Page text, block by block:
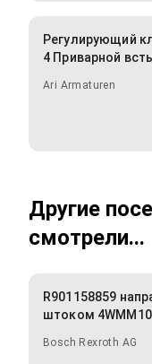
Регулирующий
4 Приварной
Ari Armaturen
Другие
смотрели...
R901158859
штоком
Bosch Rexroth AG